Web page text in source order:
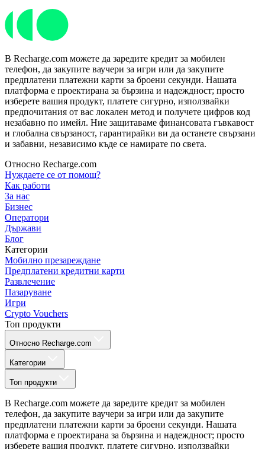
В Recharge.com можете да заредите кредит за мобилен
телефон, да закупите ваучери за игри или да закупите
предплатени платежни карти за броени секунди. Нашата
платформа е проектирана за бързина и надеждност; просто
изберете вашия продукт, платете сигурно, използвайки
предпочитания от вас локален метод и получете цифров код
незабавно по имейл. Ние защитаваме финансовата гъвкавост
и глобална свързаност, гарантирайки ви да останете свързани
и забавни, независимо къде се намирате по света.
Относно Recharge.com
Нуждаете се от помощ?
Как работи
За нас
Бизнес
Оператори
Държави
Блог
Категории
Мобилно презареждане
Предплатени кредитни карти
Развлечение
Пазаруване
Игри
Crypto Vouchers
Топ продукти
Относно Recharge.com
Категории
Топ продукти
В Recharge.com можете да заредите кредит за мобилен
телефон, да закупите ваучери за игри или да закупите
предплатени платежни карти за броени секунди. Нашата
платформа е проектирана за бързина и надеждност; просто
изберете вашия продукт, платете сигурно, използвайки